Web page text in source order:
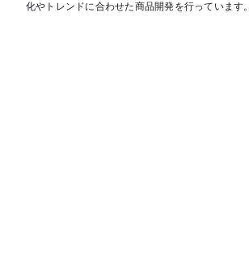
化やトレンドに合わせた商品開発を行っています。